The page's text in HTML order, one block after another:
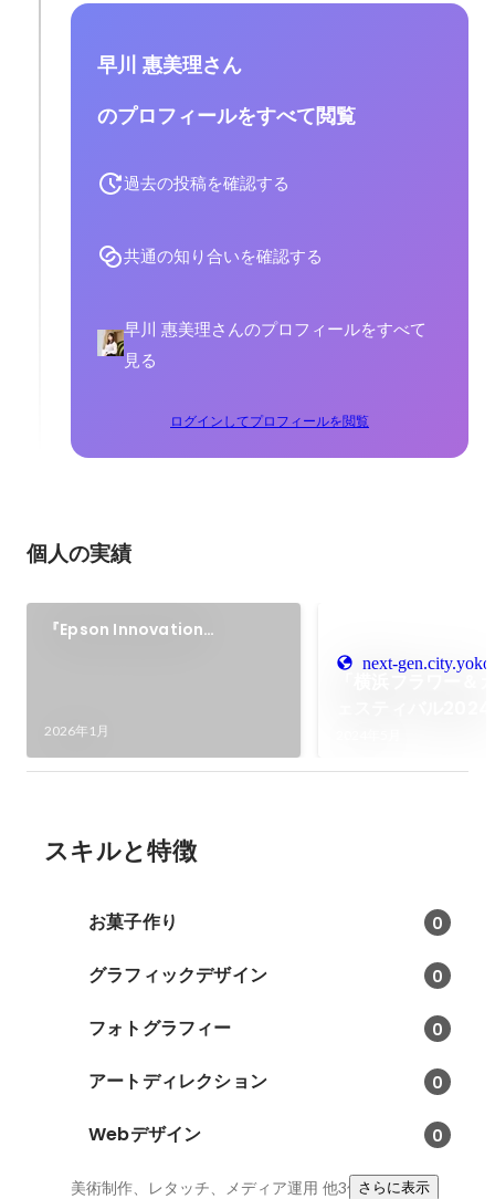
早川 惠美理さん
のプロフィールをすべて閲覧
過去の投稿を確認する
共通の知り合いを確認する
早川 惠美理さんのプロフィールをすべて
見る
ログインしてプロフィールを閲覧
個人の実績
『Epson Innovation
2026年1月
next-
スキルと特徴
お菓子作り 0
グラフィックデザイン 0
フォトグラフィー 0
アートディレクション 0
Webデザイン 0
美術制作、レタッチ、メディア運用 他3件さらに表示